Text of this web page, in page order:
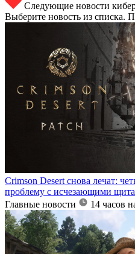
Следующие новости
Выберите новость из списка.
Crimson Desert снова лечат:
проблему с исчезающими
Главные новости
14 часов